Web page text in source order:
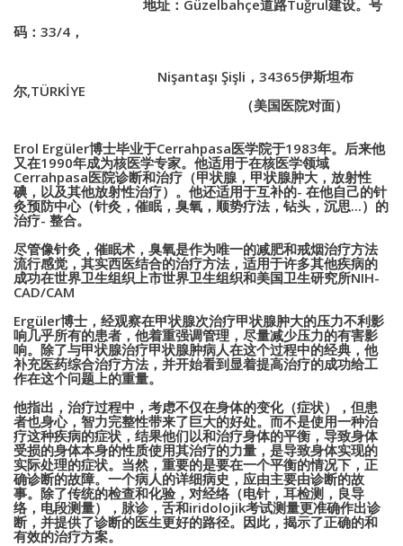
地址： Güzelbahçe道路Tuğrul建设。号
码： 33/4 ，
Nişantaşı Şişli ， 34365伊斯坦布
尔,TÜRKİYE
（美国医院对面）
Erol Ergüler博士毕业于Cerrahpasa医学院于1983年。后来他
又在1990年成为核医学专家。他适用于在核医学领域
Cerrahpasa医院诊断和治疗（甲状腺，甲状腺肿大，放射性
碘，以及其他放射性治疗）。他还适用于互补的- 在他自己的针
灸预防中心（针灸，催眠，臭氧，顺势疗法，钻头，沉思...）的
治疗- 整合。
尽管像针灸，催眠术，臭氧是作为唯一的减肥和戒烟治疗方法
流行感觉，其实西医结合的治疗方法，适用于许多其他疾病的
成功在世界卫生组织上市世界卫生组织和美国卫生研究所NIH-
CAD/CAM
Ergüler博士，经观察在甲状腺次治疗甲状腺肿大的压力不利影
响几乎所有的患者，他着重强调管理，尽量减少压力的有害影
响。除了与甲状腺治疗甲状腺肿病人在这个过程中的经典，他
补充医药综合治疗方法，并开始看到显着提高治疗的成功给工
作在这个问题上的重量。
他指出，治疗过程中，考虑不仅在身体的变化（症状），但患
者也身心，智力完整性带来了巨大的好处。而不是使用一种治
疗这种疾病的症状，结果他们以和治疗身体的平衡，导致身体
受损的身体本身的性质使用其治疗的力量，是导致身体实现的
实际处理的症状。当然，重要的是要在一个平衡的情况下，正
确诊断的故障。一个病人的详细病史，应由主要由诊断的故
事。除了传统的检查和化验，对经络（电针，耳检测，良导
络，电段测量），脉诊，舌和iridolojik考试测量更准确作出诊
断，并提供了诊断的医生更好的路径。因此，揭示了正确的和
有效的治疗方案。